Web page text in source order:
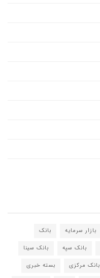
بازار سرمایه
بانک
بانک سپه
بانک سینا
بانک مرکزی
بسته خبری